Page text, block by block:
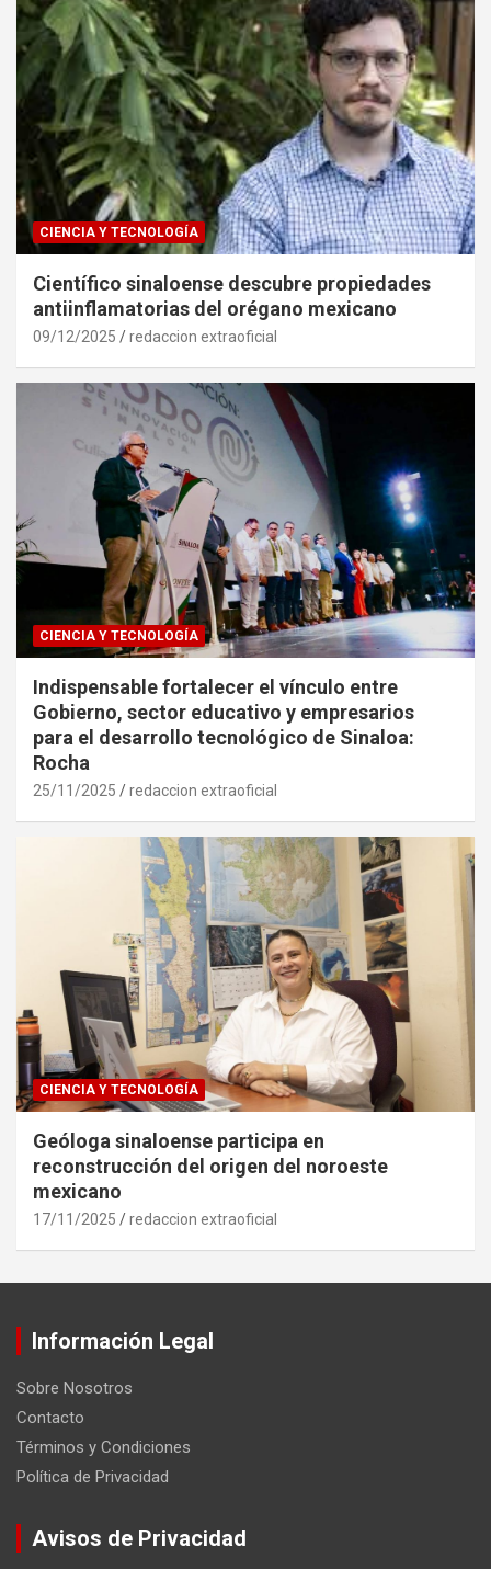
CIENCIA Y TECNOLOGÍA
Científico sinaloense descubre propiedades
antiinflamatorias del orégano mexicano
09/12/2025 redaccion extraoficial
CIENCIA Y TECNOLOGÍA
Indispensable fortalecer el vínculo entre
Gobierno, sector educativo y empresarios
para el desarrollo tecnológico de Sinaloa:
Rocha
25/11/2025 redaccion extraoficial
CIENCIA Y TECNOLOGÍA
Geóloga sinaloense participa en
reconstrucción del origen del noroeste
mexicano
17/11/2025 redaccion extraoficial
Información Legal
Sobre Nosotros
Contacto
Términos y Condiciones
Política de Privacidad
Avisos de Privacidad